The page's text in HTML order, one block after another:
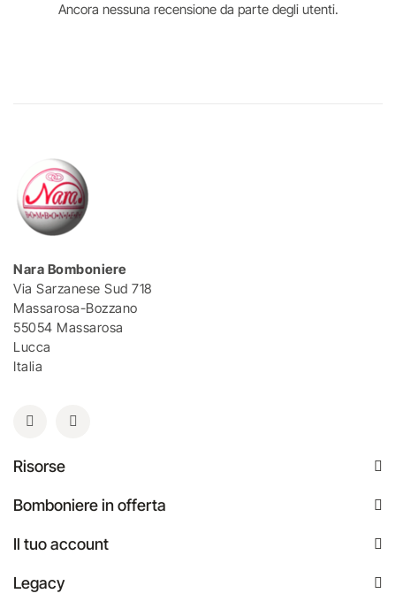
Ancora nessuna recensione da parte degli utenti.
Nara Bomboniere
Via Sarzanese Sud 718
Massarosa-Bozzano
55054 Massarosa
Lucca
Italia
Risorse
Bomboniere in offerta
Il tuo account
Legacy